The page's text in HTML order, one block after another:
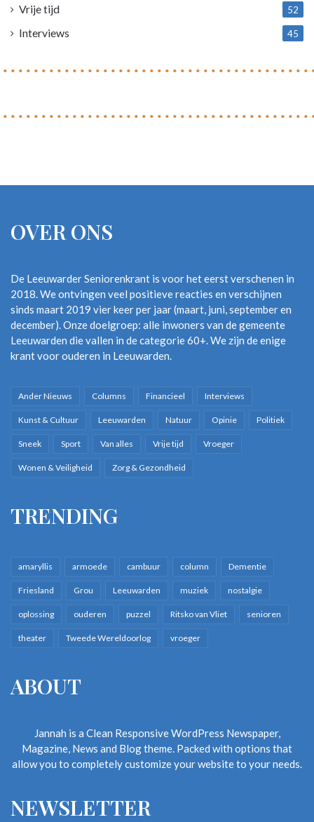
Vrije tijd 52
Interviews 45
OVER ONS
De Leeuwarder Seniorenkrant is voor het eerst verschenen in
2018. We ontvingen veel positieve reacties en verschijnen
sinds maart 2019 vier keer per jaar (maart, juni, september en
december). Onze doelgroep: alle inwoners van de gemeente
Leeuwarden die vallen in de categorie 60+. We zijn de enige
krant voor ouderen in Leeuwarden.
Ander Nieuws Columns Financieel Interviews
Kunst & Cultuur Leeuwarden Natuur Opinie Politiek
Sneek Sport Van alles Vrije tijd Vroeger
Wonen & Veiligheid Zorg & Gezondheid
TRENDING
amaryllis armoede cambuur column Dementie
Friesland Grou Leeuwarden muziek nostalgie
oplossing ouderen puzzel Ritsko van Vliet senioren
theater Tweede Wereldoorlog vroeger
ABOUT
Jannah is a Clean Responsive WordPress Newspaper,
Magazine, News and Blog theme. Packed with options that
allow you to completely customize your website to your needs.
NEWSLETTER